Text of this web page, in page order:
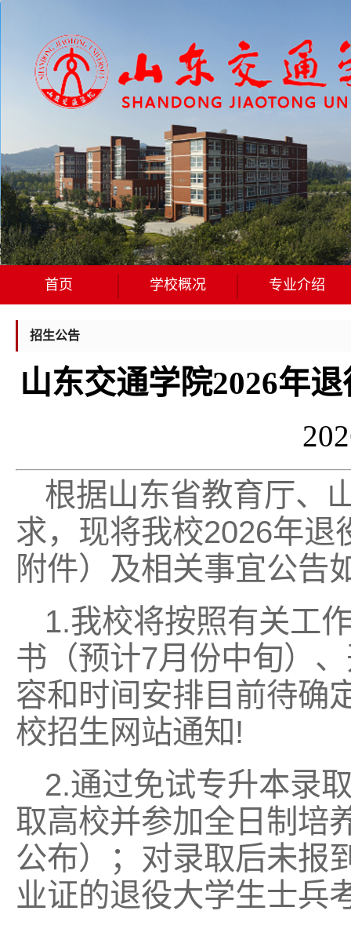
首页 学校概况 专业介绍
招生公告
山东交通学院2026年
根据山东省教育厅、
求，现将我校2026年
附件）及相关事宜公告
1.我校将按照有关工
书（预计7月份中旬）
容和时间安排目前待确
校招生网站通知!
2.通过免试专升本录
取高校并参加全日制培
公布）；对录取后未报
业证的退役大学生士兵